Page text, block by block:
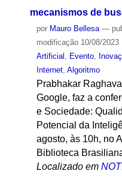
mecanismos de
por Mauro Bellesa —
modificação10/08/2023
Artificial , Evento,
Internet, Algoritmo
Prabhakar
Google, faz a
e Sociedade:
Potencial da
agosto, às 10h, no
Biblioteca
Localizado em